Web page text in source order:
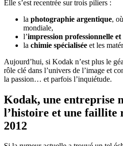
Elle s’est recentrée sur trois piliers :
la photographie argentique,
mondiale,
l’impression professionnelle
la chimie spécialisée et les
Aujourd’hui, si Kodak n’est plus le
rôle clé dans l’univers de l’image et
la passion… et parfois l’inquiétude.
Kodak, une entreprise
l’histoire et une faillite
2012